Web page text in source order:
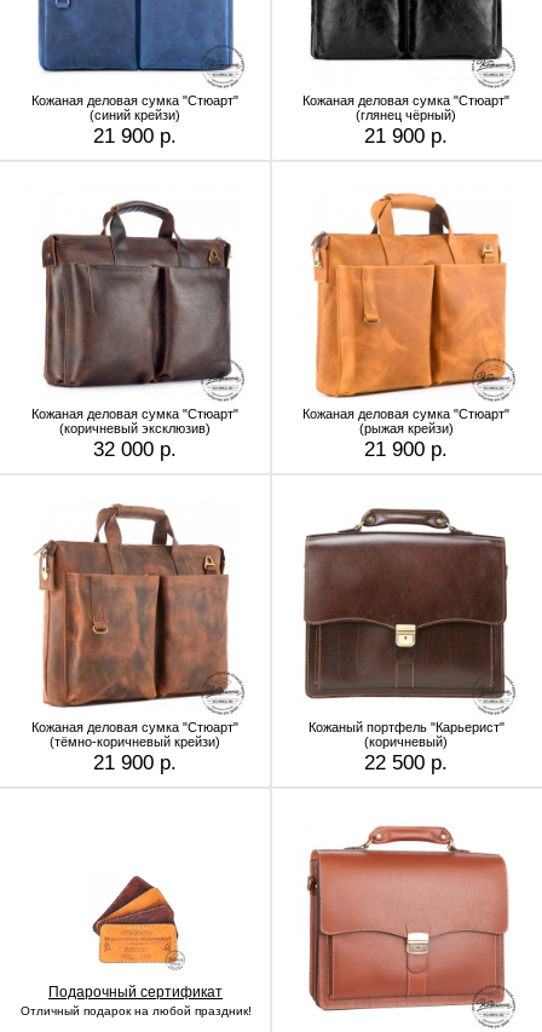
Кожаная деловая сумка "Стюарт"
(синий крейзи)
21 900 р.
Кожаная деловая сумка "Стюарт"
(глянец чёрный)
21 900 р.
Кожаная деловая сумка "Стюарт"
(коричневый эксклюзив)
32 000 р.
Кожаная деловая сумка "Стюарт"
(рыжая крейзи)
21 900 р.
Кожаная деловая сумка "Стюарт"
(тёмно-коричневый крейзи)
21 900 р.
Кожаный портфель "Карьерист"
(коричневый)
22 500 р.
Подарочный сертификат
Отличный подарок на любой праздник!